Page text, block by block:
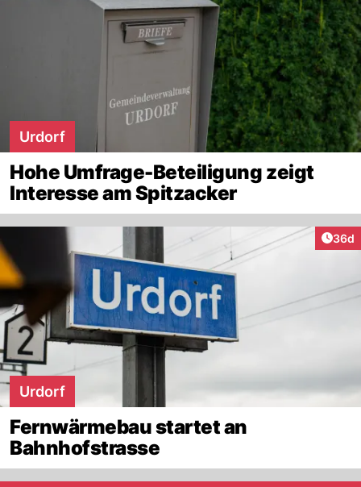
Urdorf
Hohe Umfrage-Beteiligung zeigt
Interesse am Spitzacker
36d
Urdorf
Fernwärmebau startet an
Bahnhofstrasse